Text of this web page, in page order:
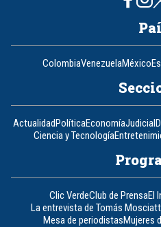
ColombiaVenezuelaMéxico
ActualidadPolíticaEconomíaJudicial
Ciencia y Tecnología
Clic VerdeClub de PrensaEl
La entrevista de Tomás
Mesa de periodistasMujeres